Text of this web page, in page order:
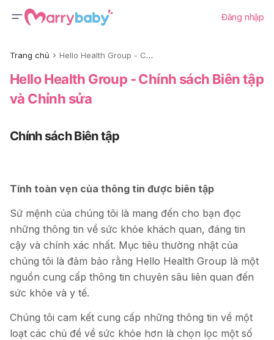
Đăng nhập
Trang chủ Hello Health Group - Chính sách Biên tập và Chỉnh sửa
Hello Health Group - Chính sách Biên tập
và Chỉnh sửa
Chính sách Biên tập
Tính toàn vẹn của thông tin được biên tập
Sứ mệnh của chúng tôi là mang đến cho bạn đọc
những thông tin về sức khỏe khách quan, đáng tin
cậy và chính xác nhất. Mục tiêu thường nhật của
chúng tôi là đảm bảo rằng Hello Health Group là một
nguồn cung cấp thông tin chuyên sâu liên quan đến
sức khỏe và y tế.
Chúng tôi cam kết cung cấp những thông tin về một
loạt các chủ đề về sức khỏe hơn là chọn lọc một số